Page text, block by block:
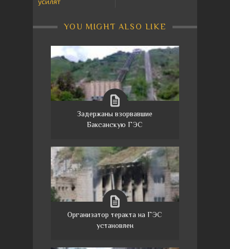
YOU MIGHT ALSO LIKE
Задержаны взорвавшие
Баксанскую ГЭС
Организатор теракта на ГЭС
установлен